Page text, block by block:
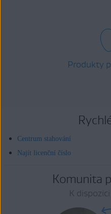
Produkty
Centrum stahování
Najít licenční číslo
Komunita
K